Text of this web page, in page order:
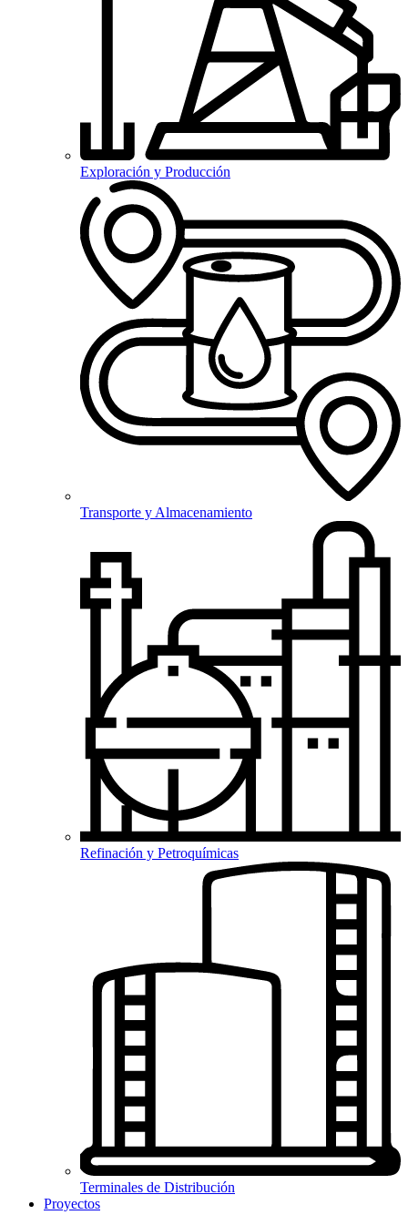
Exploración y Producción
Transporte y Almacenamiento
Refinación y Petroquímicas
Terminales de Distribución
Proyectos